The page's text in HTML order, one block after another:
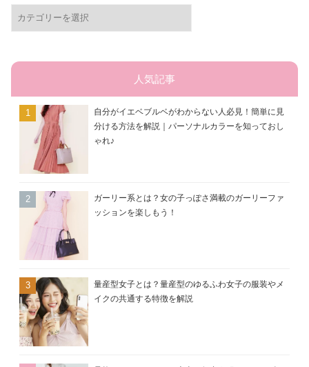
カ
テ
リ
人気記事
自分がイエベブルベがわからない人必見！簡単に見
分ける方法を解説｜パーソナルカラーを知っておし
ゃれ♪
ガーリー系とは？女の子っぽさ満載のガーリーファ
ッションを楽しもう！
量産型女子とは？量産型のゆるふわ女子の服装やメ
イクの共通する特徴を解説